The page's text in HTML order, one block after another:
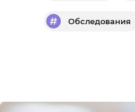
Обследования